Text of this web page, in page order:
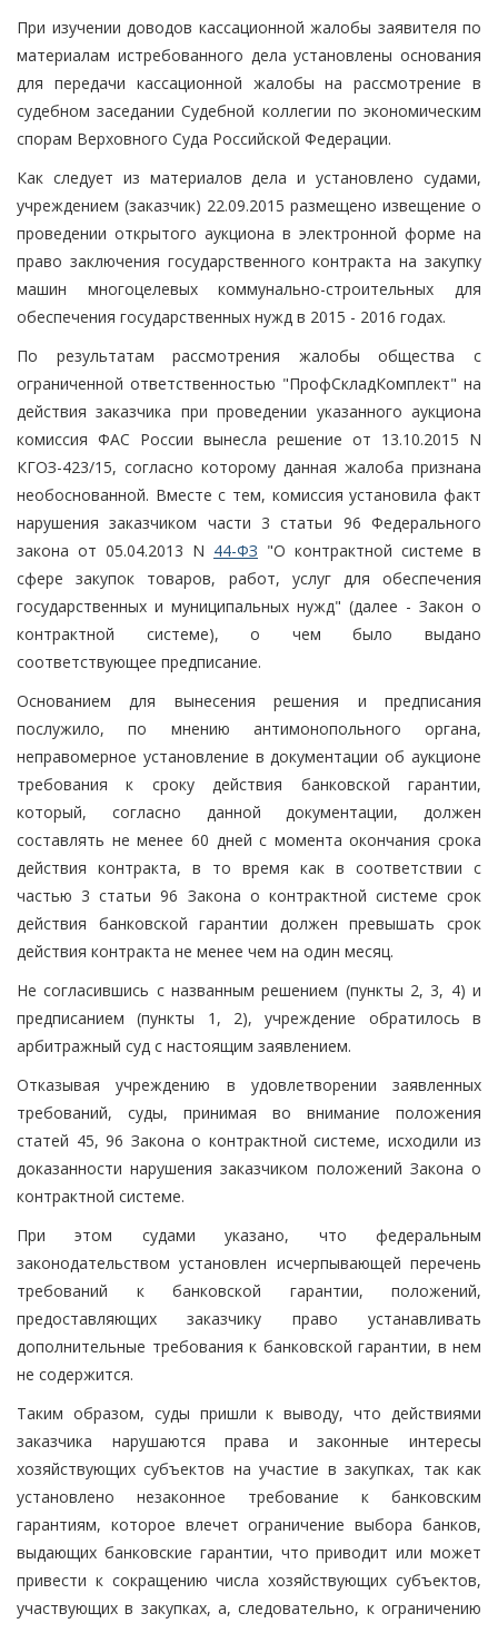
При изучении доводов кассационной жалобы заявителя по
материалам истребованного дела установлены основания
для передачи кассационной жалобы на рассмотрение в
судебном заседании Судебной коллегии по экономическим
спорам Верховного Суда Российской Федерации.
Как следует из материалов дела и установлено судами,
учреждением (заказчик) 22.09.2015 размещено извещение о
проведении открытого аукциона в электронной форме на
право заключения государственного контракта на закупку
машин многоцелевых коммунально-строительных для
обеспечения государственных нужд в 2015 - 2016 годах.
По результатам рассмотрения жалобы общества с
ограниченной ответственностью "ПрофСкладКомплект" на
действия заказчика при проведении указанного аукциона
комиссия ФАС России вынесла решение от 13.10.2015 N
КГОЗ-423/15, согласно которому данная жалоба признана
необоснованной. Вместе с тем, комиссия установила факт
нарушения заказчиком части 3 статьи 96 Федерального
закона от 05.04.2013 N 44-ФЗ "О контрактной системе в
сфере закупок товаров, работ, услуг для обеспечения
государственных и муниципальных нужд" (далее - Закон о
контрактной системе), о чем было выдано
соответствующее предписание.
Основанием для вынесения решения и предписания
послужило, по мнению антимонопольного органа,
неправомерное установление в документации об аукционе
требования к сроку действия банковской гарантии,
который, согласно данной документации, должен
составлять не менее 60 дней с момента окончания срока
действия контракта, в то время как в соответствии с
частью 3 статьи 96 Закона о контрактной системе срок
действия банковской гарантии должен превышать срок
действия контракта не менее чем на один месяц.
Не согласившись с названным решением (пункты 2, 3, 4) и
предписанием (пункты 1, 2), учреждение обратилось в
арбитражный суд с настоящим заявлением.
Отказывая учреждению в удовлетворении заявленных
требований, суды, принимая во внимание положения
статей 45, 96 Закона о контрактной системе, исходили из
доказанности нарушения заказчиком положений Закона о
контрактной системе.
При этом судами указано, что федеральным
законодательством установлен исчерпывающей перечень
требований к банковской гарантии, положений,
предоставляющих заказчику право устанавливать
дополнительные требования к банковской гарантии, в нем
не содержится.
Таким образом, суды пришли к выводу, что действиями
заказчика нарушаются права и законные интересы
хозяйствующих субъектов на участие в закупках, так как
установлено незаконное требование к банковским
гарантиям, которое влечет ограничение выбора банков,
выдающих банковские гарантии, что приводит или может
привести к сокращению числа хозяйствующих субъектов,
участвующих в закупках, а, следовательно, к ограничению